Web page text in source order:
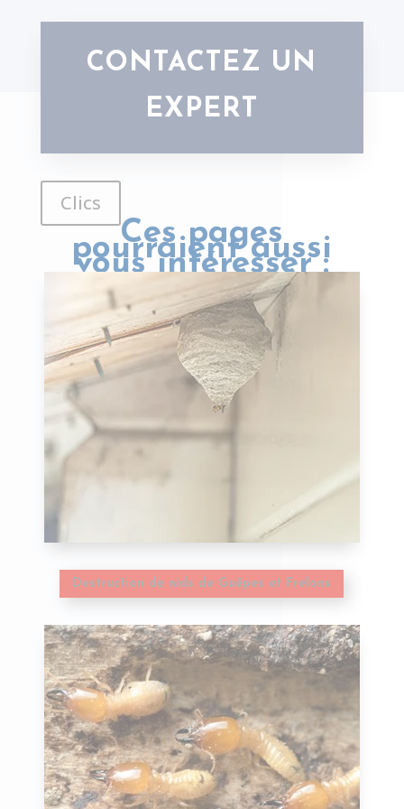
CONTACTEZ UN
EXPERT
Clics
Ces pages
pourraient aussi
vous intéresser :
Destruction de nids de Guêpes et Frelons